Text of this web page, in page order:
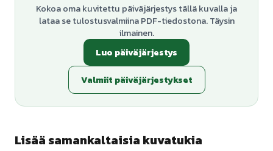
Kokoa oma kuvitettu päiväjärjestys tällä kuvalla ja
lataa se tulostusvalmiina PDF-tiedostona. Täysin
ilmainen.
Luo päiväjärjestys
Valmiit päiväjärjestykset
Lisää samankaltaisia kuvatukia
+3